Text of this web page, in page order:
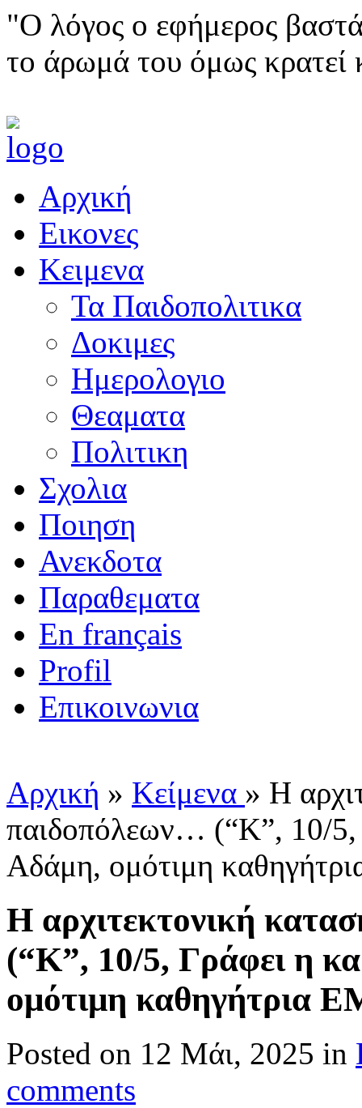
"Ο λόγος ο εφήμερος
το άρωμά του όμως κρατεί
Αρχική
Εικονες
Κειμενα
Τα Παιδοπολιτικα
Δοκιμες
Ημερολογιο
Θεαματα
Πολιτικη
Σχολια
Ποιηση
Ανεκδοτα
Παραθεματα
En français
Profil
Επικοινωνια
Αρχική » Κείμενα » Η
παιδοπόλεων… (“Κ”, 10/
Αδάμη, ομότιμη
Η αρχιτεκτονική
(“Κ”, 10/5, Γράφει η
ομότιμη καθηγήτρια
Posted on 12 Μάι, 2025 in
comments